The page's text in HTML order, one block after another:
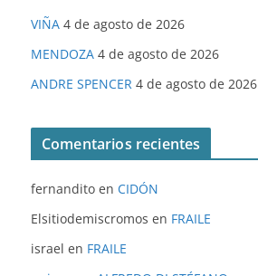
VIÑA 4 de agosto de 2026
MENDOZA 4 de agosto de 2026
ANDRE SPENCER 4 de agosto de 2026
Comentarios recientes
fernandito en CIDÓN
Elsitiodemiscromos en FRAILE
israel en FRAILE